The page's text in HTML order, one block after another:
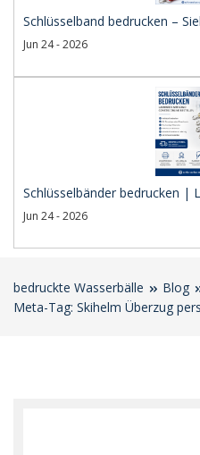
Schlüsselband bedrucken –
Jun 24 - 2026
Schlüsselbänder bedrucken |
Jun 24 - 2026
bedruckte Wasserbälle
Blog
Meta-Tag: Skihelm Überzug